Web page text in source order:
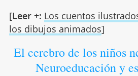
[Leer +: Los cuentos
los dibujos animados]
El cerebro de los niños
Neuroeducación y